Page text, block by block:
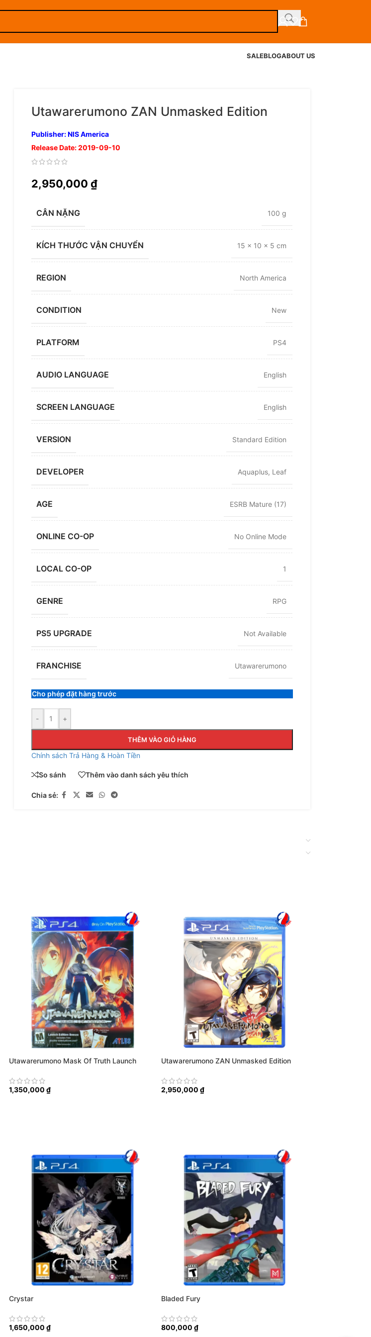
SALEBLOGABOUT US
Utawarerumono ZAN Unmasked Edition
Publisher: NIS America
Release Date: 2019-09-10
2,950,000 ₫
CÂN NẶNG 100 g
KÍCH THƯỚC VẬN CHUYỂN 15 × 10 × 5 cm
REGION North America
CONDITION New
PLATFORM PS4
AUDIO LANGUAGE English
SCREEN LANGUAGE English
VERSION Standard Edition
DEVELOPER Aquaplus, Leaf
AGE ESRB Mature (17)
ONLINE CO-OP No Online Mode
LOCAL CO-OP 1
GENRE RPG
PS5 UPGRADE Not Available
FRANCHISE Utawarerumono
Cho phép đặt hàng trước
- +
THÊM VÀO GIỎ HÀNG
Chính sách Trả Hàng & Hoàn Tiền
So sánh Thêm vào danh sách yêu thích
Chia sẻ:
Utawarerumono Mask Of Truth Launch
1,350,000 ₫
Utawarerumono ZAN Unmasked Edition
2,950,000 ₫
Crystar
1,650,000 ₫
Bladed Fury
800,000 ₫